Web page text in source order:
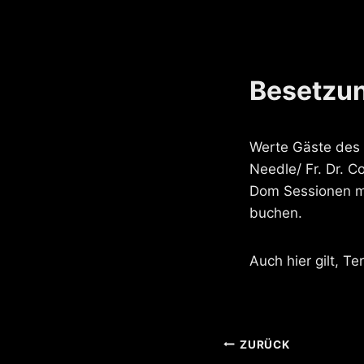
Werte Gäste
Needle/ Fr. Dr.
Dom Sessionen
buchen.
Auch hier gilt,
ZURÜCK